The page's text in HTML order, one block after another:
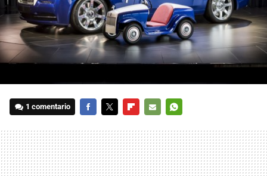
1 comentario
MAIL